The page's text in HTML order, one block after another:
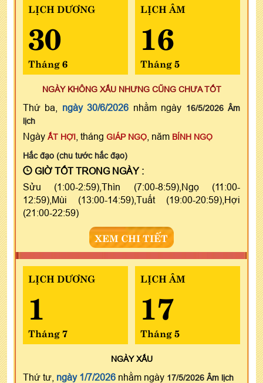
LỊCH DƯƠNG
30
Tháng 6
LỊCH ÂM
16
Tháng 5
NGÀY KHÔNG XẤU NHƯNG CŨNG CHƯA TỐT
Thứ ba, ngày 30/6/2026 nhằm ngày 16/5/2026 Âm
lịch
Ngày ẤT HỢI , tháng GIÁP NGỌ , năm BÍNH NGỌ
Hắc đạo (chu tước hắc đạo)
GIỜ TỐT TRONG NGÀY :
Sửu (1:00-2:59),Thìn (7:00-8:59),Ngọ (11:00-
12:59),Mùi (13:00-14:59),Tuất (19:00-20:59),Hợi
(21:00-22:59)
XEM CHI TIẾT
LỊCH DƯƠNG
1
Tháng 7
LỊCH ÂM
17
Tháng 5
NGÀYXẤU
Thứ tư, ngày 1/7/2026 nhằm ngày 17/5/2026 Âm lịch